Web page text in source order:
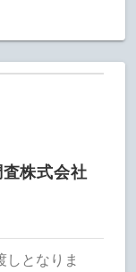
株式会社
しとなりま